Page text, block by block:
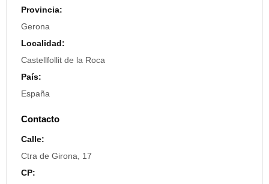
Provincia:
Gerona
Localidad:
Castellfollit de la Roca
País:
España
Contacto
Calle:
Ctra de Girona, 17
CP: